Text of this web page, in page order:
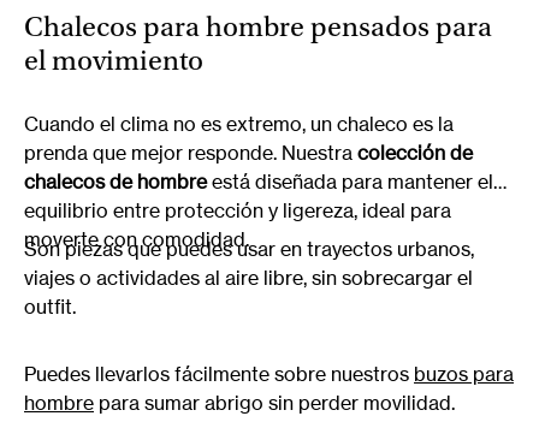
Chalecos para hombre pensados para
el movimiento
Cuando el clima no es extremo, un chaleco es la
prenda que mejor responde. Nuestra colección de
chalecos de hombreestá diseñada para mantener el
equilibrio entre protección y ligereza, ideal para
moverte con comodidad.
Son piezas que puedes usar en trayectos urbanos,
viajes o actividades al aire libre, sin sobrecargar el
outfit.
Puedes llevarlos fácilmente sobre nuestros buzos para
hombre para sumar abrigo sin perder movilidad.